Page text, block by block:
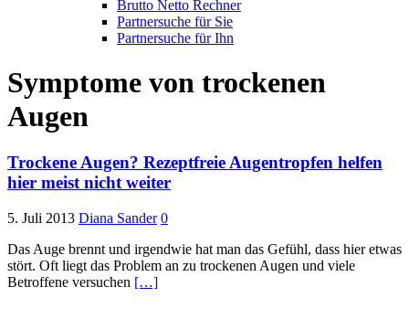
Brutto Netto Rechner
Partnersuche für Sie
Partnersuche für Ihn
Symptome von trockenen
Augen
Trockene Augen? Rezeptfreie Augentropfen helfen
hier meist nicht weiter
5. Juli 2013 Diana Sander 0
Das Auge brennt und irgendwie hat man das Gefühl, dass hier etwas
stört. Oft liegt das Problem an zu trockenen Augen und viele
Betroffene versuchen […]